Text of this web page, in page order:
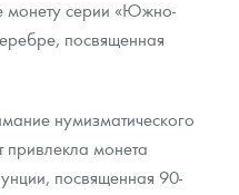
данных
монету серии «Южно-
посвященная
нумизматического
монета
посвященная 90-